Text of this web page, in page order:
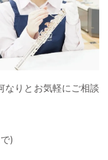
なりとお気軽にご相談
)